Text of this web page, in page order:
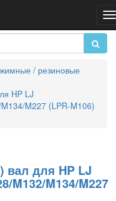
/ резиновые
HP LJ
M227 (LPR-M106)
вал для HP LJ
M132/M134/M227